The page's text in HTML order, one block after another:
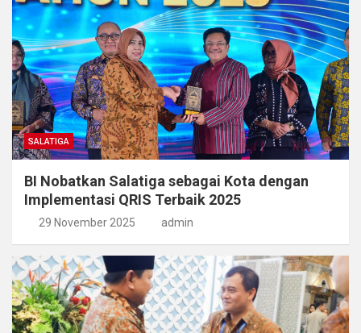
SALATIGA
BI Nobatkan Salatiga sebagai Kota dengan
Implementasi QRIS Terbaik 2025
29 November 2025 admin